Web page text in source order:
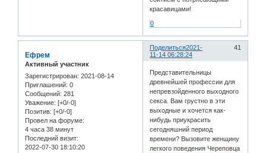
красавицами!
0
Поделиться 41
2021-
11-14 06:28:24
Ефрем
Активный участник
Зарегистрирован: 2021-08-14
Приглашений: 0
Сообщений: 281
Уважение: [+0/-0]
Позитив: [+0/-0]
Провел на форуме:
4 часа 38 минут
Последний визит:
2022-07-30 18:10:20
Представительницы
древнейшей профессии для
непревзойденного выходного
секса. Вам грустно в эти
выходные и хочется как-
нибудь приукрасить
сегодняшний период
времени? Вызовите женщину
легкого поведения Череповца